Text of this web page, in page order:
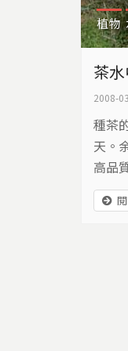
植物
茶
2008-
種茶
天。
高品
這幾
了。